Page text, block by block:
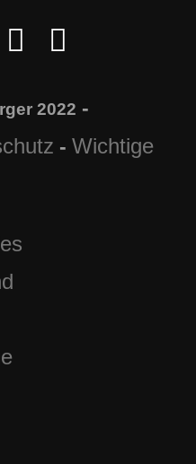
2022 -
- Wichtige